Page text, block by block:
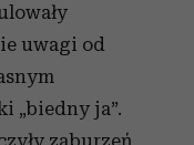
uwagi od
„biedny ja”.
zaburzeń